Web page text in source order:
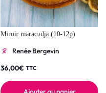
Miroir maracudja (10-12p)
Renée Bergevin
36,00€ TTC